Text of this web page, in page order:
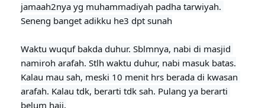
jamaah2nya yg muhammadiyah padha tarwiyah.
Seneng banget adikku he3 dpt sunah
Waktu wuquf bakda duhur. Sblmnya, nabi di masjid
namiroh arafah. Stlh waktu duhur, nabi masuk batas.
Kalau mau sah, meski 10 menit hrs berada di kwasan
arafah. Kalau tdk, berarti tdk sah. Pulang ya berarti
belum haji.